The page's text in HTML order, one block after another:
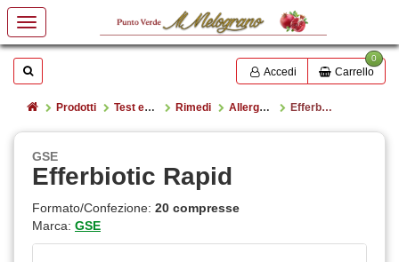
Cerca Accedi
0
Carrello
HomeProdotti Test e rimedi Rimedi Allergie - Asma Bronchiale, Rinite, Congiuntivite Efferbiotic Rapid
GSE
Efferbiotic Rapid
Formato/Confezione: 20 compresse
Marca: GSE